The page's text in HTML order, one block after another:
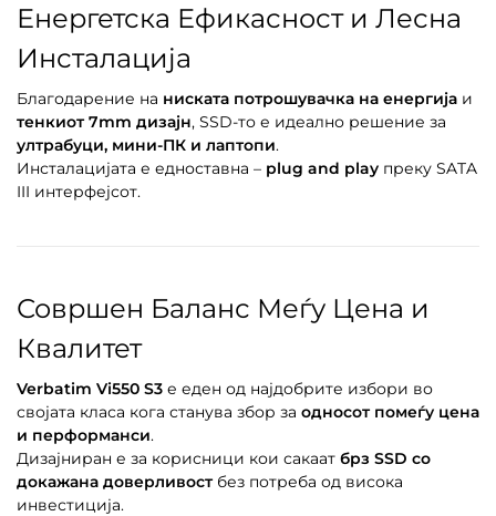
Енергетска Ефикасност и Лесна
Инсталација
Благодарение на ниската потрошувачка на енергија и
тенкиот 7mm дизајн, SSD-то е идеално решение за
ултрабуци, мини-ПК и лаптопи.
Инсталацијата е едноставна – plug and play преку SATA
III интерфејсот.
Совршен Баланс Меѓу Цена и
Квалитет
Verbatim Vi550 S3 е еден од најдобрите избори во
својата класа кога станува збор за односот помеѓу цена
и перформанси.
Дизајниран е за корисници кои сакаат брз SSD со
докажана доверливостбез потреба од висока
инвестиција.